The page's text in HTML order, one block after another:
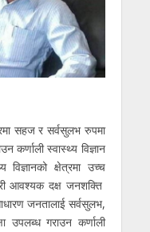
सहज र सर्वसुलभ रुपमा
कर्णाली स्वास्थ्य विज्ञान
विज्ञानको क्षेत्रमा उच्च
आवश्यक दक्ष जनशक्ति
जनतालाई सर्वसुलभ,
उपलब्ध गराउन कर्णाली